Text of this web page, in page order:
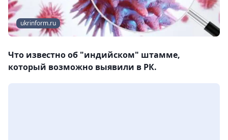
ukrinform.ru
Что известно об "индийском" штамме,
который возможно выявили в РК.